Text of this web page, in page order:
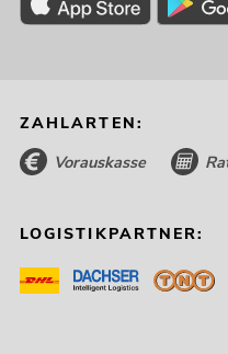
ZAHLARTEN:
Vorauskasse
LOGISTIKPARTNER: